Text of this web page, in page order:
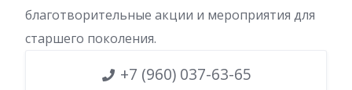
благотворительные акции и мероприятия для
старшего поколения.
+7 (960) 037-63-65